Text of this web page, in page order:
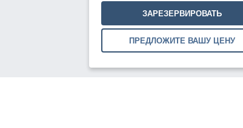
ЗАРЕЗЕРВИРОВАТЬ
ПРЕДЛОЖИТЕ ВАШУ ЦЕНУ